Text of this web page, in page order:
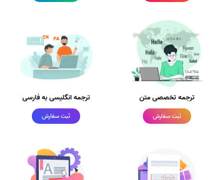
ترجمه تخصصی متن
ثبت سفارش
ترجمه انگلیسی به فارسی
ثبت سفارش